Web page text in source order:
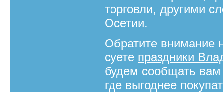
торговли, другими
Осетии.
Обратите внимание
суете праздники
будем сообщать
где выгоднее